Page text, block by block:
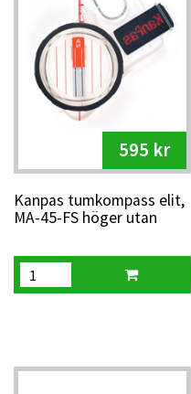
595 kr
Kanpas tumkompass elit,
MA-45-FS höger utan